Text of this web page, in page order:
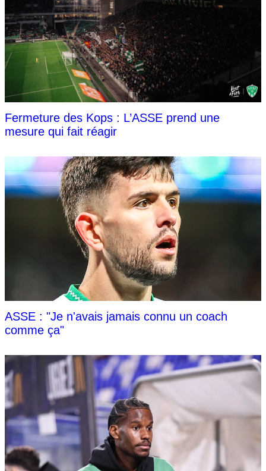
Fermeture des Kops : L’ASSE prend une
mesure qui fait réagir
ASSE : "Je n'avais jamais connu un coach
comme ça"